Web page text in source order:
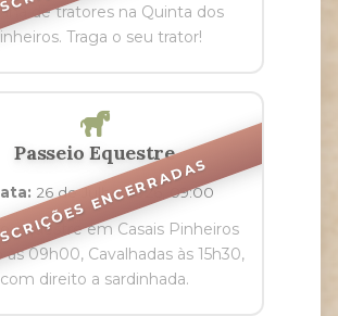
de tratores na Quinta dos
Traga o seu trator!
ENCERRADAS
Passeio Equestre
26 de Julho 2026, 09:00
equestre em Casais Pinheiros
às 09h00, Cavalhadas às 15h30,
com direito a sardinhada.